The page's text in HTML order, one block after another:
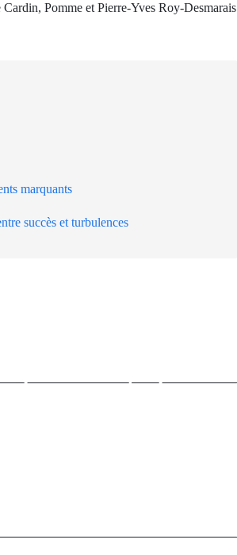
Pomme et Pierre-Yves Roy-Desmarais
marquants
succès et turbulences
entre boom